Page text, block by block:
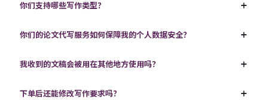
你们支持哪些写作类型？
你们的论文代写服务如何保障我的个人数据安全？
我收到的文稿会被用在其他地方使用吗？
下单后还能修改写作要求吗？